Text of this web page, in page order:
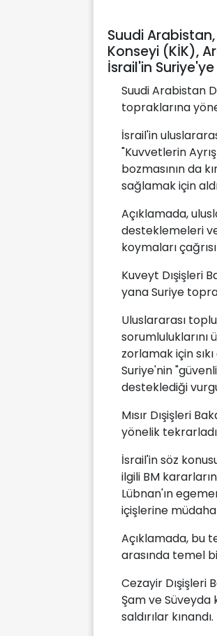
Suudi Arabistan,
Konseyi (KİK),
İsrail'in
Suudi Arabistan
topraklarına
İsrail'in
"Kuvvetlerin
bozmasının da
sağlamak için
Açıklamada,
desteklemeleri
koymaları çağrısı
Kuveyt Dışişleri
yana Suriye
Uluslararası
sorumluluklarını
zorlamak için
Suriye'nin
desteklediği
Mısır Dışişleri
yönelik
İsrail'in söz
ilgili BM
Lübnan'ın
içişlerine
Açıklamada, bu
arasında temel
Cezayir Dışişleri
Şam ve Süveyda
saldırılar kınandı.